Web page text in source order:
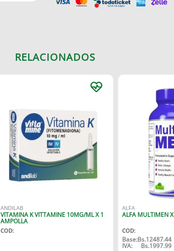
RELACIONADOS
ANDILAB
VITAMINA K VITTAMINE 10MG/ML X 1
AMPOLLA
COD:
ALFA
ALFA MULTIMEN
COD:
Base:Bs.12487.44
IVA: Bs.1997.99